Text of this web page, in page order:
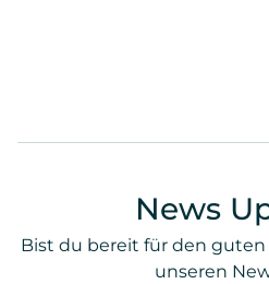
News
Bist du bereit für den guten
unseren